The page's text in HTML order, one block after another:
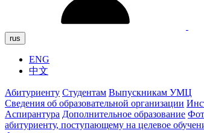
rus
ENG
中文
Абитуриенту Студентам Выпускникам УМЦ
Сведения об образовательной организации
Аспирантура Дополнительное образование
абитуриенту, поступающему на целевое